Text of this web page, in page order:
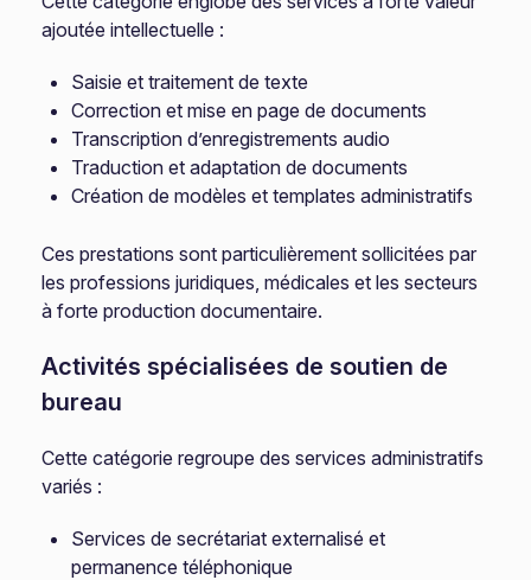
ajoutée intellectuelle :
Saisie et traitement de texte
Correction et mise en page de documents
Transcription d’enregistrements audio
Traduction et adaptation de documents
Création de modèles et templates administratifs
Ces prestations sont particulièrement sollicitées par
les professions juridiques, médicales et les secteurs
à forte production documentaire.
Activités spécialisées de soutien de
bureau
Cette catégorie regroupe des services administratifs
variés :
Services de secrétariat externalisé et
permanence téléphonique